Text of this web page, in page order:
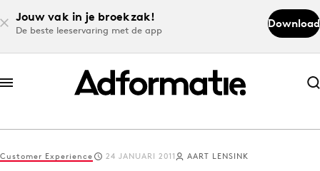
Jouw vak in je broekzak!
De beste leeservaring met de app
Download
Abonneer nu
Abonneer nu
Log in
Customer Experience 24 JANUARI 2011 AART LENSINK